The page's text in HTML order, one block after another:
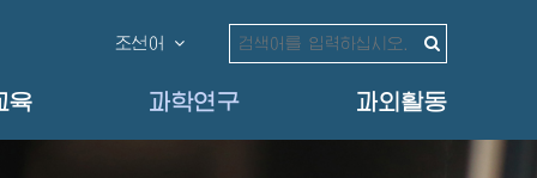
조선어
육 과학연구 과외활동